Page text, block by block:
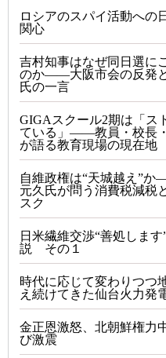
ロシアのスパイ活動への
関心
吉村知事はなぜ同日選に
のか――大阪市会の反発
氏の一言
GIGAスクール2期は「ス
ている」——教員・校長
が語る教育現場の現在地
自維政権は“天城越え”か
元久氏が問う消費税減税
スク
日米繊維交渉“善処します
説 その１
時代に応じて変わりつつ
え続けてきた仙台火力発
金正恩激怒、北朝鮮権力
び激震